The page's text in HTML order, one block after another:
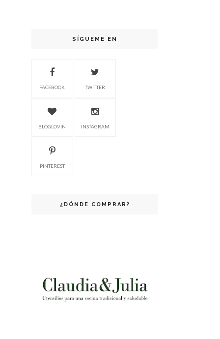
SÍGUEME EN
FACEBOOK TWITTER
BLOGLOVIN INSTAGRAM
PINTEREST
¿DÓNDE COMPRAR?